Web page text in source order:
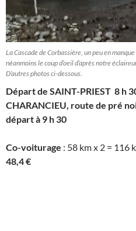
La Cascade de Corbassière, un peu en
néanmoins le coup d’oeil d’après notre
D’autres photos ci-dessous.
Départ de SAINT-PRIEST 8 h
CHARANCIEU, route de pré
départ à 9 h 30
Co-voiturage : 58 km x 2 = 116
48,4 €